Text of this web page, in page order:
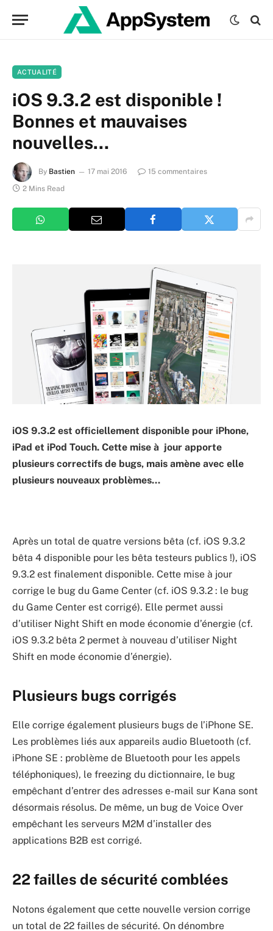
ACTUALITÉ
iOS 9.3.2 est disponible !
Bonnes et mauvaises
nouvelles…
By Bastien 17 mai 2016
15 commentaires
2 Mins Read
iOS 9.3.2 est officiellement disponible pour iPhone,
iPad et iPod Touch. Cette mise à jour apporte
plusieurs correctifs de bugs, mais amène avec elle
plusieurs nouveaux problèmes…
Après un total de quatre versions bêta (cf. iOS 9.3.2
bêta 4 disponible pour les bêta testeurs publics !), iOS
9.3.2 est finalement disponible. Cette mise à jour
corrige le bug du Game Center (cf. iOS 9.3.2 : le bug
du Game Center est corrigé). Elle permet aussi
d’utiliser Night Shift en mode économie d’énergie (cf.
iOS 9.3.2 bêta 2 permet à nouveau d’utiliser Night
Shift en mode économie d’énergie).
Plusieurs bugs corrigés
Elle corrige également plusieurs bugs de l’iPhone SE.
Les problèmes liés aux appareils audio Bluetooth (cf.
iPhone SE : problème de Bluetooth pour les appels
téléphoniques), le freezing du dictionnaire, le bug
empêchant d’entrer des adresses e-mail sur Kana sont
désormais résolus. De même, un bug de Voice Over
empêchant les serveurs M2M d’installer des
applications B2B est corrigé.
22 failles de sécurité comblées
Notons également que cette nouvelle version corrige
un total de 22 failles de sécurité. On dénombre